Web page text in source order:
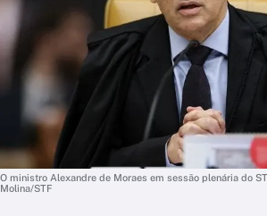
O ministro Alexandre de Moraes em sessão plenária do
Molina/STF